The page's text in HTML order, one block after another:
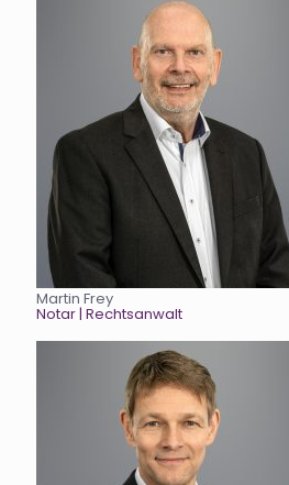
Martin Frey
Notar| Rechtsanwalt